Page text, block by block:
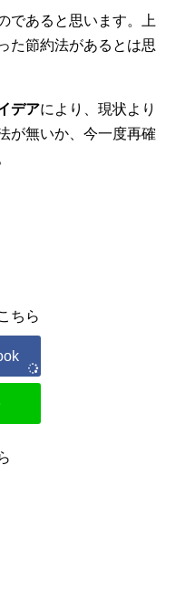
であると思います。上
た節約法があるとは思
デアにより、現状より
が無いか、今一度再確
ちら